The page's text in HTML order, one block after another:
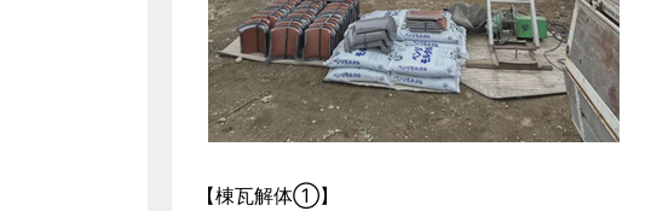
【棟瓦解体①】